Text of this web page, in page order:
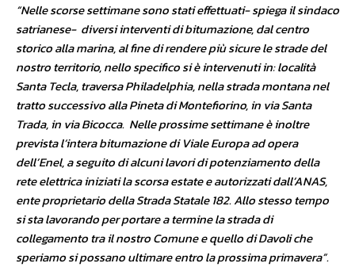
“Nelle scorse settimane sono stati effettuati- spiega il sindaco
satrianese- diversi interventi di bitumazione, dal centro
storico alla marina, al fine di rendere più sicure le strade del
nostro territorio, nello specifico si è intervenuti in: località
Santa Tecla, traversa Philadelphia, nella strada montana nel
tratto successivo alla Pineta di Montefiorino, in via Santa
Trada, in via Bicocca. Nelle prossime settimane è inoltre
prevista l’intera bitumazione di Viale Europa ad opera
dell’Enel, a seguito di alcuni lavori di potenziamento della
rete elettrica iniziati la scorsa estate e autorizzati dall’ANAS,
ente proprietario della Strada Statale 182. Allo stesso tempo
si sta lavorando per portare a termine la strada di
collegamento tra il nostro Comune e quello di Davoli che
speriamo si possano ultimare entro la prossima primavera”.